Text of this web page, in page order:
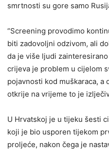
smrtnosti su gore samo
“Screening provodimo
biti zadovoljni odzivom, ali
da je više ljudi
crijeva je problem u cijelom
pojavnosti kod muškaraca, a
otkrije na vrijeme to je
U Hrvatskoj je u tijeku šesti
koji je bio usporen tijekom
proljeće, nakon čega je